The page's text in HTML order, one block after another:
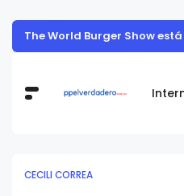
CECILI CORREA